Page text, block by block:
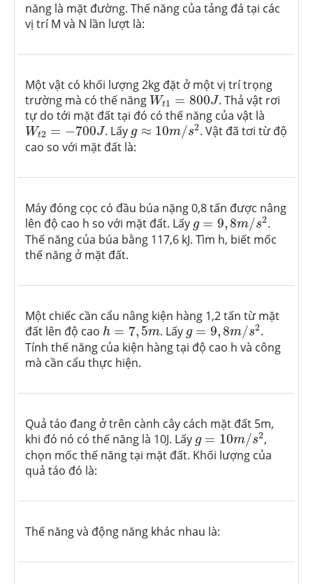
năng là mặt đường. Thế năng của tảng đá tại các
vị trí M và N lần lượt là:
Một vật có khối lượng 2kg đặt ở một vị trí trọng
trường mà có thế năng Wt1 = 800J
Wt1=800J
. Thả vật rơi
tự do tới mặt đất tại đó có thế năng của vật là
Wt2 = −700J
Wt2=−700J . Lấy g ≈ 10m/s2
g≈10m/s2 . Vật đã tơi từ độ
cao so với mặt đất là:
Máy đóng cọc có đầu búa nặng 0,8 tấn được nâng
lên độ cao h so với mặt đất. Lấy g = 9,8m/s2
g=9,8 m/s2
.
Thế năng của búa bằng 117,6 kJ. Tìm h, biết mốc
thế năng ở mặt đất.
Một chiếc cần cẩu nâng kiện hàng 1,2 tấn từ mặt
đất lên độ cao h = 7, 5m
h= 7,5m . Lấy g = 9,8m/s2
g=9 ,8m/s 2
.
Tính thế năng của kiện hàng tại độ cao h và công
mà cần cẩu thực hiện.
Quả táo đang ở trên cành cây cách mặt đất 5m,
khi đó nó có thế năng là 10J. Lấy g = 10m/s2
g= 10m/s2 ,
chọn mốc thế năng tại mặt đất. Khối lượng của
quả táo đó là:
Thế năng và động năng khác nhau là: